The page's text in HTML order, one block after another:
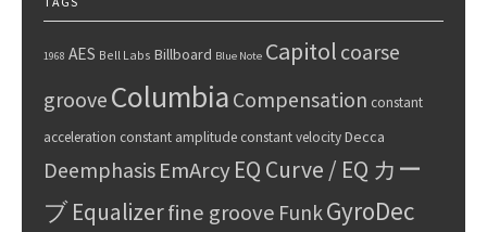
1968 AES Bell Labs Billboard Blue Note Capitol coarse
groove Columbia Compensation constant
acceleration constant amplitude constant velocityDecca
Deemphasis EmArcyEQ Curve / EQ カー
ブEqualizerfine groove Funk GyroDec